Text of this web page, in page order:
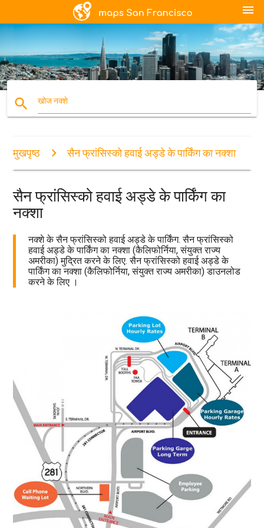
menu
search खोज नक्शे
मुखपृष्ठ सैन फ्रांसिस्को हवाई अड्डे के पार्किंग का नक्शा
सैन फ्रांसिस्को हवाई अड्डे के पार्किंग का
नक्शा
नक्शे के सैन फ्रांसिस्को हवाई अड्डे के पार्किंग. सैन फ्रांसिस्को
हवाई अड्डे के पार्किंग का नक्शा (कैलिफोर्निया, संयुक्त राज्य
अमरीका) मुद्रित करने के लिए. सैन फ्रांसिस्को हवाई अड्डे के
पार्किंग का नक्शा (कैलिफोर्निया, संयुक्त राज्य अमरीका) डाउनलोड
करने के लिए ।